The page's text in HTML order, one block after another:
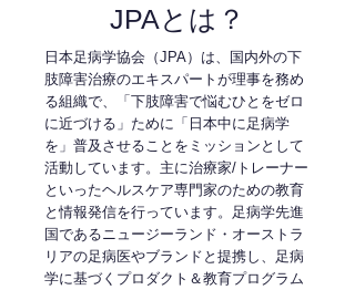
御） エコーによる動的評価の実践（ATFL・
CFLの描出、ストレス下評価など） エコー
で判断できること／できないことの仕分け
インソールによる介入の考え方 サポータ
ー・テーピングの活用と使い分け 評価から
介入までを統合した臨床アルゴリズム 対象
となる先生 柔道整復師、鍼灸師、理学療法
士、トレーナー、整体師などの治療家の方
足関節捻挫を繰り返す患者さんへのアプロ
ーチに悩んでいる方 エコー評価を実際の
JPAとは？
日本足病学協会（JPA）は、国内外の下
肢障害治療のエキスパートが理事を務め
る組織で、「下肢障害で悩むひとをゼロ
に近づける」ために「日本中に足病学
を」普及させることをミッションとして
活動しています。主に治療家/トレーナー
といったヘルスケア専門家のための教育
と情報発信を行っています。足病学先進
国であるニュージーランド・オーストラ
リアの足病医やブランドと提携し、足病
学に基づくプロダクト＆教育プログラム